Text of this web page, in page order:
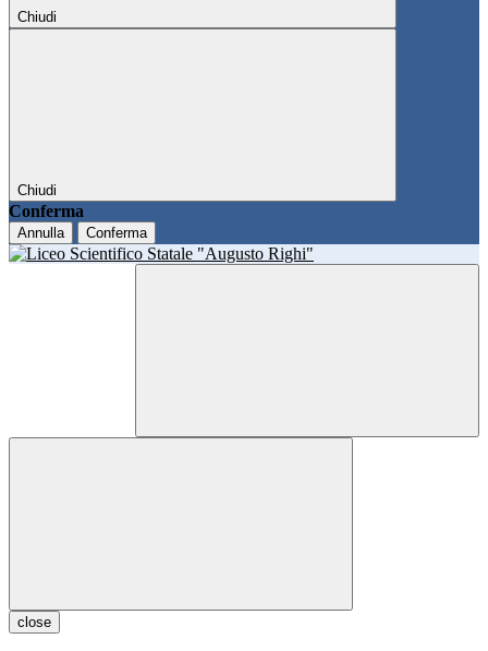
Chiudi
Chiudi
Conferma
Annulla Conferma
close